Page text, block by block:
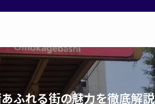
ふれる街の魅力を徹底解説